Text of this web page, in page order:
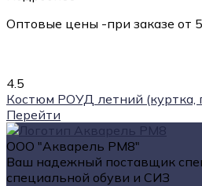
Оптовые цены -при заказе от
4.5
Костюм РОУД летний (куртка,
Перейти
ООО "Акварель РМ8"
Ваш надежный поставщик
специальной обуви и СИЗ